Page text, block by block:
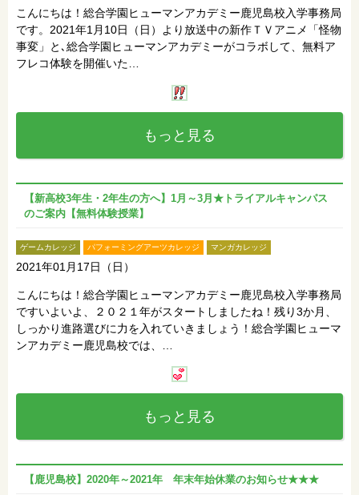
こんにちは！総合学園ヒューマンアカデミー鹿児島校入学事務局
です。2021年1月10日（日）より放送中の新作ＴＶアニメ「怪物
事変」と､総合学園ヒューマンアカデミーがコラボして、無料ア
フレコ体験を開催いた…
もっと見る
【新高校3年生・2年生の方へ】1月～3月★トライアルキャンパス
のご案内【無料体験授業】
ゲームカレッジ パフォーミングアーツカレッジ マンガカレッジ
2021年01月17日（日）
こんにちは！総合学園ヒューマンアカデミー鹿児島校入学事務局
ですいよいよ、２０２１年がスタートしましたね！残り3か月、
しっかり進路選びに力を入れていきましょう！総合学園ヒューマ
ンアカデミー鹿児島校では、…
もっと見る
【鹿児島校】2020年～2021年 年末年始休業のお知らせ★★★